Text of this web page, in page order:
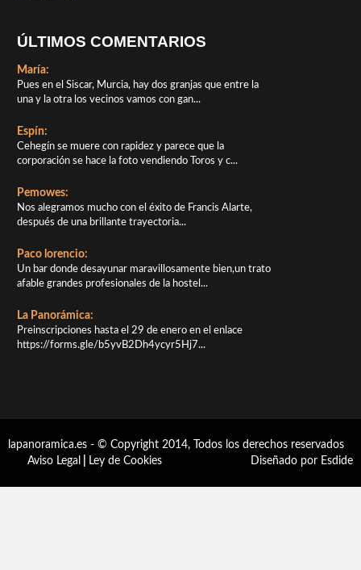
ÚLTIMOS COMENTARIOS
María:
Pues en el Siscar, Murcia, hay dos granjas que entre la
una y la otra los vecinos vamos con gan...
Espín:
Cehegín se muere con rapidez y parece que la
corporación se hace la foto vendiendo Toros y c...
Pemowes:
Nos alegramos mucho con el éxito de Francis Alarte,
después de una brillante trayectoria...
Paco lorencio:
Un bar donde desayunar maravillosamente bien,un trato
afable grandes profesionales de la hostel...
La Panorámica:
Preinscripciones hasta el 29 de enero en el enlace
https://forms.gle/b5yvB2Dh4ycyr5Hj7...
lapanoramica.es - © Copyright 2014, Todos los derechos reservados
Aviso Legal
Ley de Cookies Diseñado por Esdide